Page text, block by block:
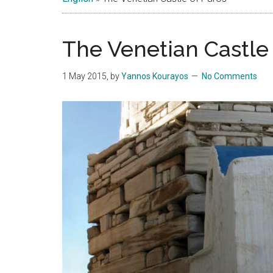
Islands
The Venetian
1 May 2015 , byYannos Kourayos No Comments